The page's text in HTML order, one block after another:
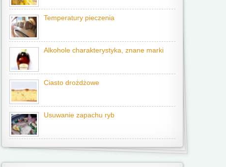
Temperatury pieczenia
Alkohole charakterystyka, znane marki
Ciasto drożdżowe
Usuwanie zapachu ryb